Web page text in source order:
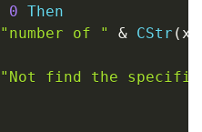
0 Then
"number of " & CStr (
"Not find the